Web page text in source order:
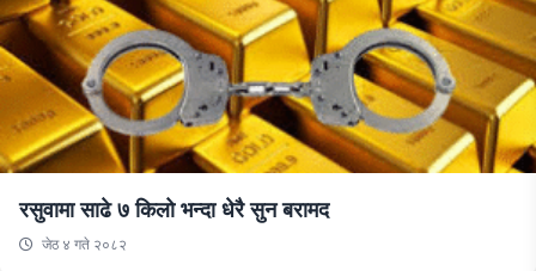
रसुवामा साढे ७ किलो भन्दा धेरै सुन बरामद
जेठ ४ गते २०८२